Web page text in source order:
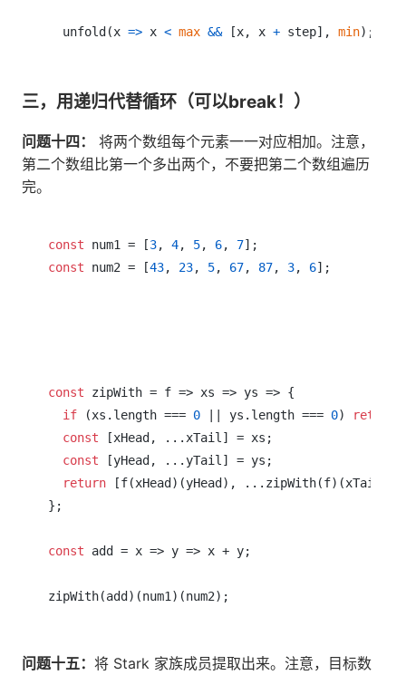
  unfold
(x => x < max && [x, x + step] , min)
三，用递归代替循环（可以break！）
问题十四：
将两个数组每个元素一一对应相加。注意，
第二个数组比第一个多出两个，不要把第二个数组遍历
完。
const num1 = [3, 4, 5, 6, 7
const num2 = [43, 23, 5, 67, 87, 3, 6
const zipWith = f => xs => ys => {
if (xs.length === 0 || ys.length === 0) return
const [xHead, ...xTail] = xs;
const [yHead, ...yTail] = ys;
return [f(xHead)(yHead),
};
const add = x => y => x + y;
问题十五： 将 Stark 家族成员提取出来。注意，目标数